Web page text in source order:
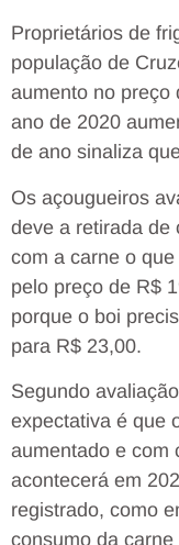
Proprietários de
população de
aumento no preço
ano de 2020
de ano sinaliza
Os açougueiros
deve a retirada de
com a carne o
pelo preço de R$
porque o boi
para R$ 23,00.
Segundo
expectativa é que
aumentado e com
acontecerá em
registrado, como
consumo da carne